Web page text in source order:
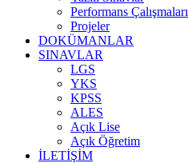
Performans Çalışmaları
Projeler
DOKÜMANLAR
SINAVLAR
LGS
YKS
KPSS
ALES
Açık Lise
Açık Öğretim
İLETIŞIM